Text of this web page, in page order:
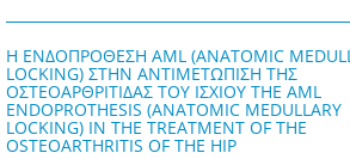
Η ΕΝΔΟΠΡΟΘΕΣΗ AML (ANATOMIC
LOCKING) ΣΤΗΝ ΑΝΤΙΜΕΤΩΠΙΣΗ ΤΗΣ
ΟΣΤΕΟΑΡΘΡΙΤΙΔΑΣ ΤΟΥ ΙΣΧΙΟΥ THE AML
ENDOPROTHESIS (ANATOMIC MEDULLARY
LOCKING) IN THE TREATMENT OF THE
OSTEOARTHRITIS OF THE HIP